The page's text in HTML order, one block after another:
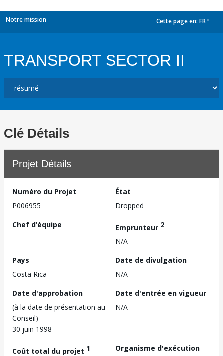
Notre mission Cette page en: FR
TRANSPORT SECTOR II
Clé Détails
Projet Détails
Numéro du Projet
P006955
État
Dropped
Chef d’équipe
Emprunteur 2
N/A
Pays
Costa Rica
Date de divulgation
N/A
Date d'approbation
(à la date de présentation au
Conseil)
30 juin 1998
Date d'entrée en vigueur
N/A
Coût total du projet 1
Organisme d'exécution